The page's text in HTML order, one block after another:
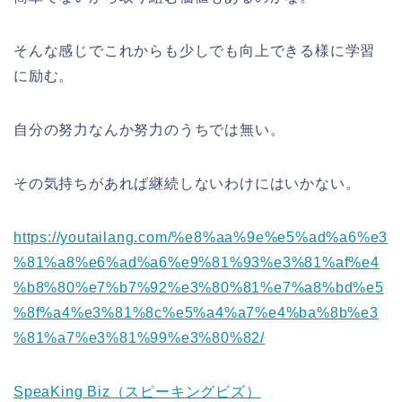
そんな感じでこれからも少しでも向上できる様に学習
に励む。
自分の努力なんか努力のうちでは無い。
その気持ちがあれば継続しないわけにはいかない。
https://youtailang.com/%e8%aa%9e%e5%ad%a6%e3
%81%a8%e6%ad%a6%e9%81%93%e3%81%af%e4
%b8%80%e7%b7%92%e3%80%81%e7%a8%bd%e5
%8f%a4%e3%81%8c%e5%a4%a7%e4%ba%8b%e3
%81%a7%e3%81%99%e3%80%82/
SpeaKing Biz（スピーキングビズ）